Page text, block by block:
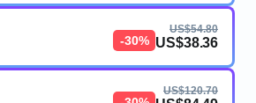
-30%
US$54.80
US$38.36
US$120.70